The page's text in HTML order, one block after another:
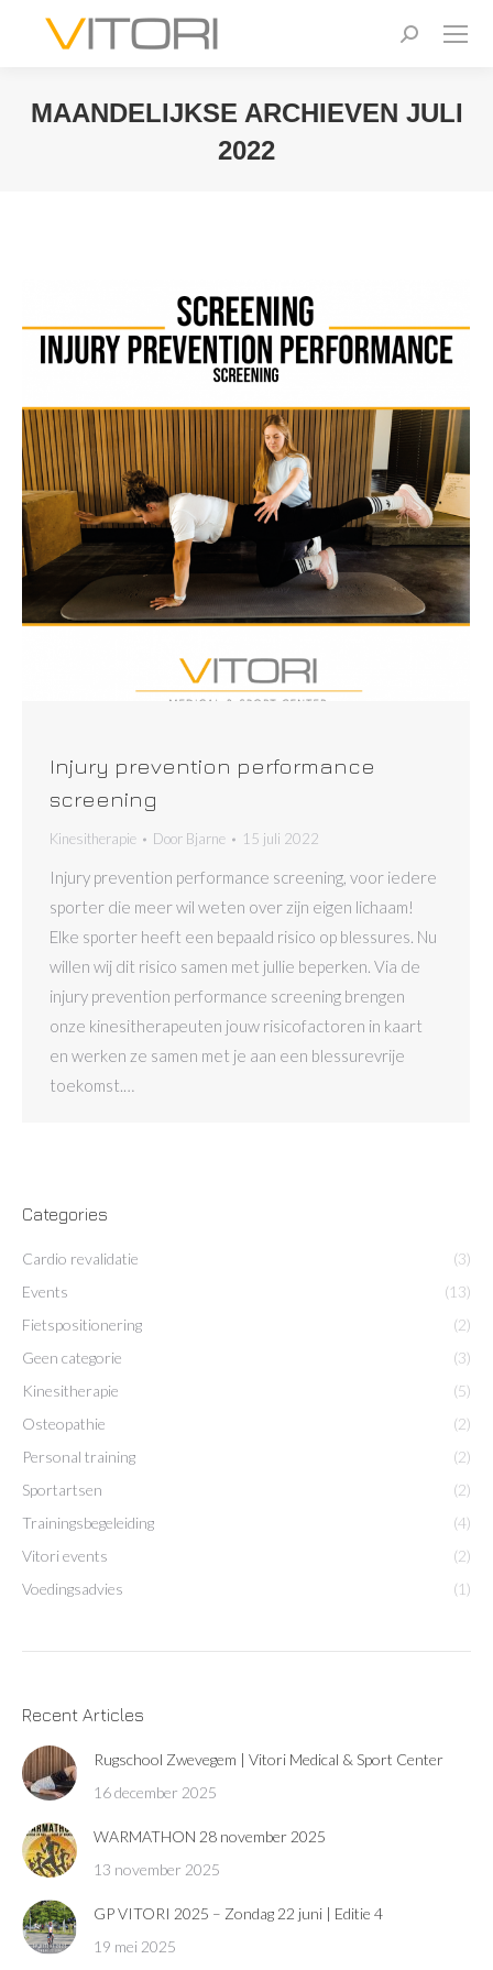
Zoeken:
MAANDELIJKSE ARCHIEVEN JULI
2022
Injury prevention performance
screening
Kinesitherapie Door Bjarne 15 juli 2022
Injury prevention performance screening, voor iedere
sporter die meer wil weten over zijn eigen lichaam!
Elke sporter heeft een bepaald risico op blessures. Nu
willen wij dit risico samen met jullie beperken. Via de
injury prevention performance screening brengen
onze kinesitherapeuten jouw risicofactoren in kaart
en werken ze samen met je aan een blessurevrije
toekomst.…
Categories
Cardio revalidatie
(3)
Events
(13)
Fietspositionering
(2)
Geen categorie
(3)
Kinesitherapie
(5)
Osteopathie
(2)
Personal training
(2)
Sportartsen
(2)
Trainingsbegeleiding
(4)
Vitori events
(2)
Voedingsadvies
(1)
Recent Articles
Rugschool Zwevegem | Vitori Medical & Sport Center
16 december 2025
WARMATHON 28 november 2025
13 november 2025
GP VITORI 2025 – Zondag 22 juni | Editie 4
19 mei 2025